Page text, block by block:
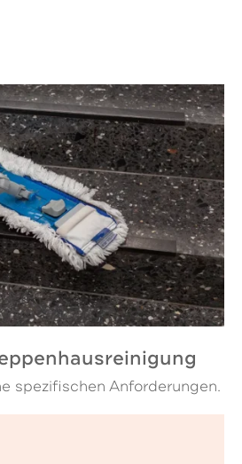
spezifischen Anforderungen.